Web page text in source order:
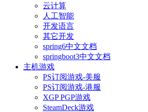
云计算
人工智能
开发语言
其它开发
spring6中文文档
springboot3中文文档
主机游戏
PS订阅游戏-美服
PS订阅游戏-港服
XGP PGP游戏
SteamDeck游戏